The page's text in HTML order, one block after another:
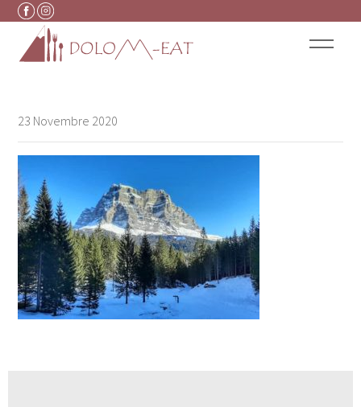
Vai al contenuto
23 Novembre 2020